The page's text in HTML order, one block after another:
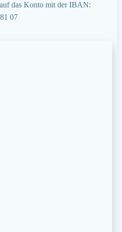
das Konto mit der IBAN:
07